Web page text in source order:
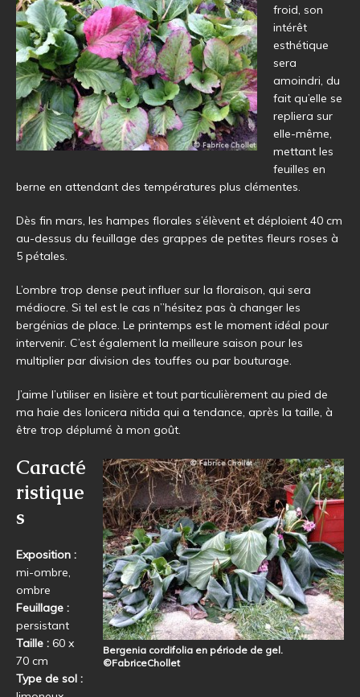
froid, son
intérêt
esthétique
sera
amoindri, du
fait qu’elle se
repliera sur
elle-même,
mettant les
feuilles en
berne en attendant des températures plus clémentes.
Dès fin mars, les hampes florales s’élèvent et déploient 40 cm
au-dessus du feuillage des grappes de petites fleurs roses à
5 pétales.
L’ombre trop dense peut influer sur la floraison, qui sera
médiocre. Si tel est le cas n”hésitez pas à changer les
bergénias de place. Le printemps est le moment idéal pour
intervenir. C’est également la meilleure saison pour les
multiplier par division des touffes ou par bouturage.
J’aime l’utiliser en lisière et tout particulièrement au pied de
ma haie des lonicera nitida qui a tendance, après la taille, à
être trop déplumé à mon goût.
Bergenia cordifolia en période de gel.
©FabriceChollet
Caracté
ristique
s
Exposition :
mi-ombre,
ombre
Feuillage :
persistant
Taille : 60 x
70 cm
Type de sol :